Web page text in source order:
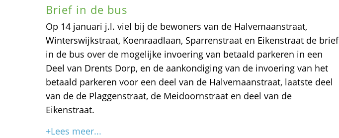
Brief in de bus
Op 14 januari j.l. viel bij de bewoners van de Halvemaanstraat,
Winterswijkstraat, Koenraadlaan, Sparrenstraat en Eikenstraat de brief
in de bus over de mogelijke invoering van betaald parkeren in een
Deel van Drents Dorp, en de aankondiging van de invoering van het
betaald parkeren voor een deel van de Halvemaanstraat, laatste deel
van de de Plaggenstraat, de Meidoornstraat en deel van de
Eikenstraat.
+Lees meer...